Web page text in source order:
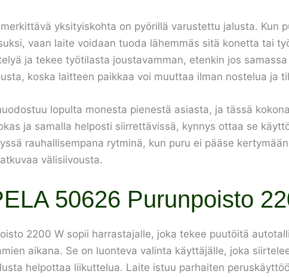
yksityiskohta on pyörillä varustettu jalusta. Kun
vaan laite voidaan tuoda lähemmäs sitä konetta tai
ja tekee työtilasta joustavamman, etenkin jos
koska laitteen paikkaa voi muuttaa ilman nostelua ja
lopulta monesta pienestä asiasta, ja tässä
ja samalla helposti siirrettävissä, kynnys ottaa se
rauhallisempana rytminä, kun puru ei pääse
välisiivousta.
50626 Purunpoisto
2200 W sopii harrastajalle, joka tekee puutöitä
aikana. Se on luonteva valinta käyttäjälle, joka
helpottaa liikuttelua. Laite istuu parhaiten